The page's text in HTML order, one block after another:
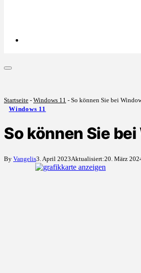
Startseite - Windows 11 - So können Sie bei
Windows 11
So können Sie
By Vangelis3. April 2023Aktualisiert:20. März